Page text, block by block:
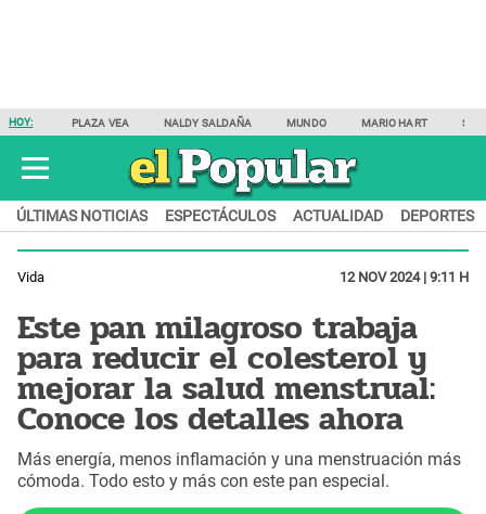
HOY: PLAZA VEA NALDY SALDAÑA MUNDO MARIO HART
ÚLTIMAS NOTICIAS ESPECTÁCULOS ACTUALIDAD DEPORTES
Vida 12 NOV 2024 | 9:11 H
Este pan milagroso trabaja
para reducir el colesterol y
mejorar la salud menstrual:
Conoce los detalles ahora
Más energía, menos inflamación y una menstruación más
cómoda. Todo esto y más con este pan especial.